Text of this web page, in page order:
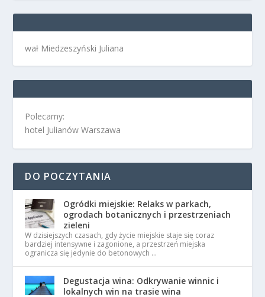
wał Miedzeszyński Juliana
Polecamy:
hotel Julianów Warszawa
DO POCZYTANIA
Ogródki miejskie: Relaks w parkach,
ogrodach botanicznych i przestrzeniach
zieleni
W dzisiejszych czasach, gdy życie miejskie staje się coraz
bardziej intensywne i zagonione, a przestrzeń miejska
ogranicza się jedynie do betonowych …
Degustacja wina: Odkrywanie winnic i
lokalnych win na trasie wina